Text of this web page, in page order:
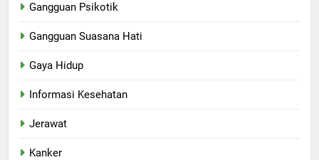
Gangguan Psikotik
Gangguan Suasana Hati
Gaya Hidup
Informasi Kesehatan
Jerawat
Kanker